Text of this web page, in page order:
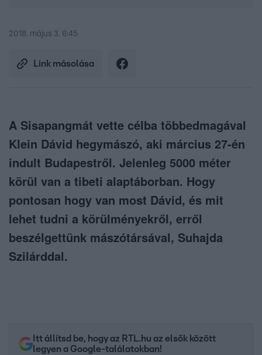
2018. május 3. 6:45
Link másolása
A Sisapangmát vette célba többedmagával
Klein Dávid hegymászó, aki március 27-én
indult Budapestről. Jelenleg 5000 méter
körül van a tibeti alaptáborban. Hogy
pontosan hogy van most Dávid, és mit
lehet tudni a körülményekről, erről
beszélgettünk mászótársával, Suhajda
Szilárddal.
Itt állítsd be, hogy az RTL.hu az elsők között
legyen a Google-találatokban!